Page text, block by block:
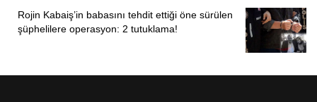
Rojin Kabaiş’in babasını tehdit ettiği öne sürülen
şüphelilere operasyon: 2 tutuklama!